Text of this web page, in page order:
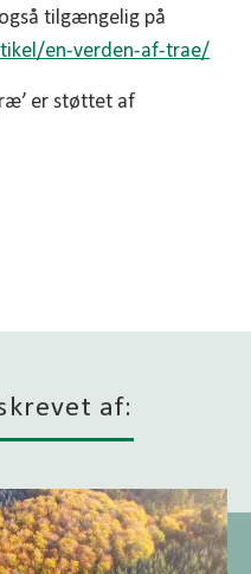
tilgængelig på
en-verden-af-trae/
er støttet af
af: